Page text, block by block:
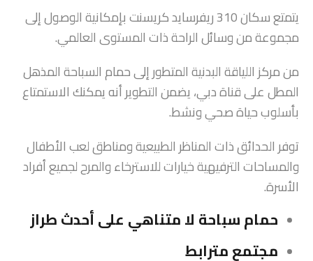
يتمتع سكان 310 ريفرسايد كريسنت بإمكانية الوصول إلى
مجموعة من وسائل الراحة ذات المستوى العالمي.
من مركز اللياقة البدنية المتطور إلى حمام السباحة المذهل
المطل على قناة دبي، يضمن التطوير أنه يمكنك الاستمتاع
بأسلوب حياة صحي ونشط.
توفر الحدائق ذات المناظر الطبيعية ومناطق لعب الأطفال
والمساحات الترفيهية خيارات للاسترخاء والمرح لجميع أفراد
الأسرة.
حمام سباحة لا متناهي على أحدث طراز
مجتمع مترابط